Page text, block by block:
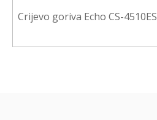
Crijevo goriva Echo CS-4510ES